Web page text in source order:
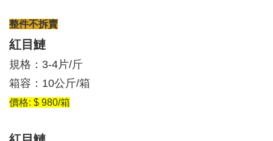
整件不拆賣
紅目鰱
規格：3-4片/斤
箱容：10公斤/箱
價格: $ 980/箱